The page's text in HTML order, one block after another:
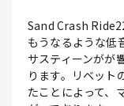
Sand Crash
もうなるような低
サスティーンがが
ります。リベット
たことによって、